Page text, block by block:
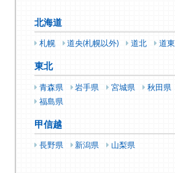
北海道
札幌 道央(札幌以外) 道北 道東
東北
青森県 岩手県 宮城県 秋田県
福島県
甲信越
長野県 新潟県 山梨県